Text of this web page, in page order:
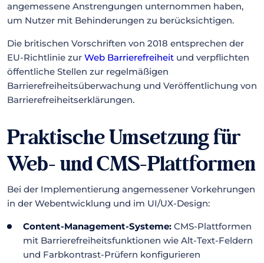
angemessene Anstrengungen unternommen haben,
um Nutzer mit Behinderungen zu berücksichtigen.
Die britischen Vorschriften von 2018 entsprechen der
EU-Richtlinie zur Web Barrierefreiheit und verpflichten
öffentliche Stellen zur regelmäßigen
Barrierefreiheitsüberwachung und Veröffentlichung von
Barrierefreiheitserklärungen.
Praktische Umsetzung für
Web- und CMS-Plattformen
Bei der Implementierung angemessener Vorkehrungen
in der Webentwicklung und im UI/UX-Design:
Content-Management-Systeme: CMS-Plattformen
mit Barrierefreiheitsfunktionen wie Alt-Text-Feldern
und Farbkontrast-Prüfern konfigurieren